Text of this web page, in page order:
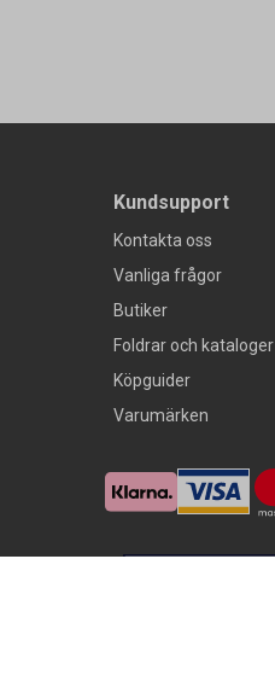
Kundsupport
Kontakta oss
Vanliga frågor
Butiker
Foldrar och kataloger
Köpguider
Varumärken